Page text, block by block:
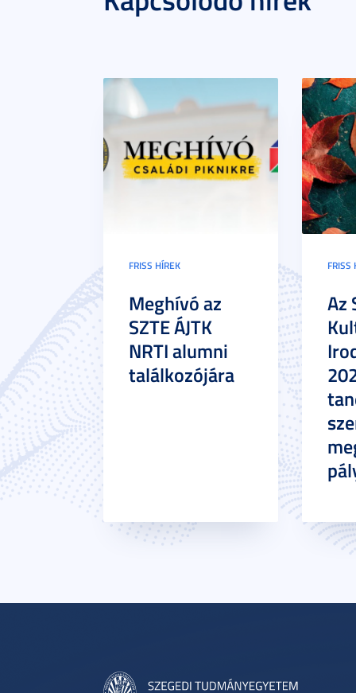
FRISS HÍREK
Meghívó az
SZTE ÁJTK
NRTI alumni
találkozójára
FRISS
Az